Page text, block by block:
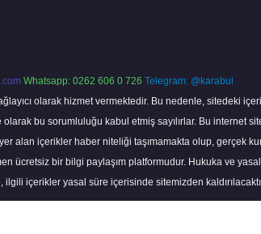
Whatsapp: 0262 606 0 726 Telegram: @karabul
olarak hizmet vermektedir. Bu nedenle, sitedeki
bu sorumluluğu kabul etmiş sayılırlar. Bu internet
alan içerikler haber niteliği taşımamakta olup, gerçek
ücretsiz bir bilgi paylaşım platformudur. Hukuka ve
içerikler yasal süre içerisinde sitemizden